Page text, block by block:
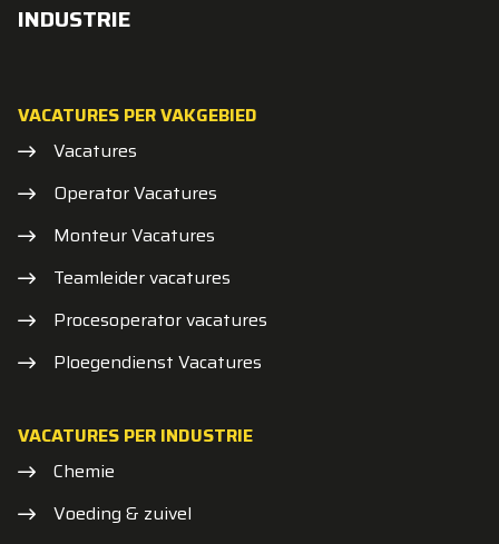
INDUSTRIE
VACATURES PER VAKGEBIED
Vacatures
Operator Vacatures
Monteur Vacatures
Teamleider vacatures
Procesoperator vacatures
Ploegendienst Vacatures
VACATURES PER INDUSTRIE
Chemie
Voeding & zuivel